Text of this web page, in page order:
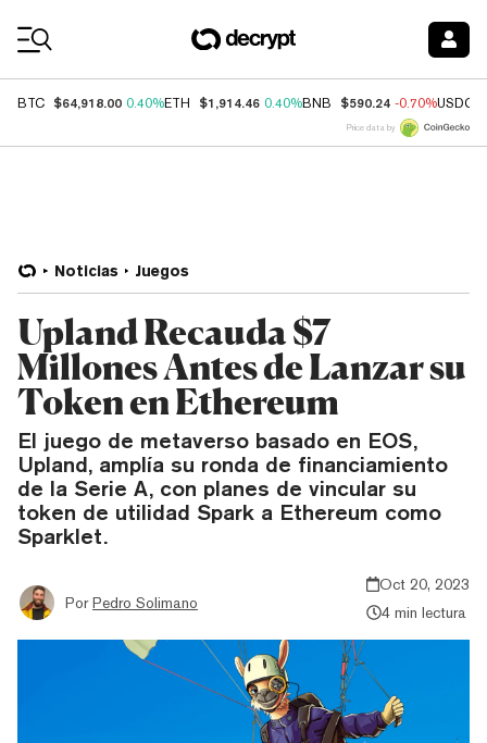
BTC $64,918.00 0.40%ETH $1,914.46 0.40%BNB $590.24 -0.70%USDC
Price data by
Noticias Juegos
Upland Recauda $7
Millones Antes de Lanzar su
Token en Ethereum
El juego de metaverso basado en EOS,
Upland, amplía su ronda de financiamiento
de la Serie A, con planes de vincular su
token de utilidad Spark a Ethereum como
Sparklet.
Por Pedro Solimano
Oct 20, 2023
4 min lectura